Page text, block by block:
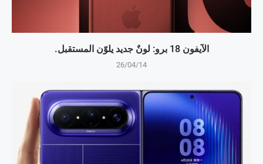
الآيفون 18 برو: لونٌ جديد يلوّن المستقبل.
26/04/14